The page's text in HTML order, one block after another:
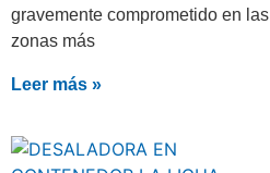
gravemente comprometido en las
zonas más
Leer más »